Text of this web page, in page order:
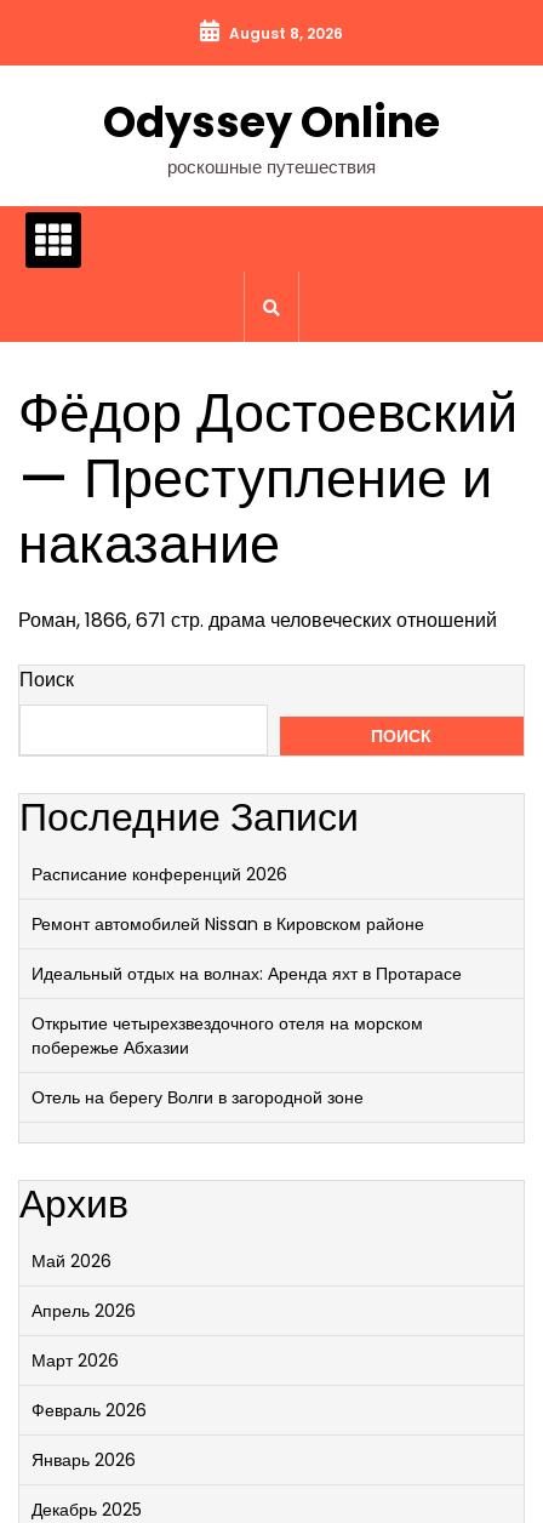
содержимому
August 8, 2026
Odyssey Online
роскошные путешествия
Фёдор Достоевский
— Преступление и
наказание
Роман, 1866, 671 стр. драма человеческих отношений
Поиск
ПОИСК
Последние Записи
Расписание конференций 2026
Ремонт автомобилей Nissan в Кировском районе
Идеальный отдых на волнах: Аренда яхт в Протарасе
Открытие четырехзвездочного отеля на морском
побережье Абхазии
Отель на берегу Волги в загородной зоне
Архив
Май 2026
Апрель 2026
Март 2026
Февраль 2026
Январь 2026
Декабрь 2025